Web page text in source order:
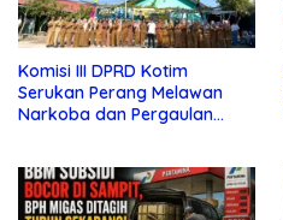
Komisi III DPRD Kotim
Serukan Perang Melawan
Narkoba dan Pergaulan